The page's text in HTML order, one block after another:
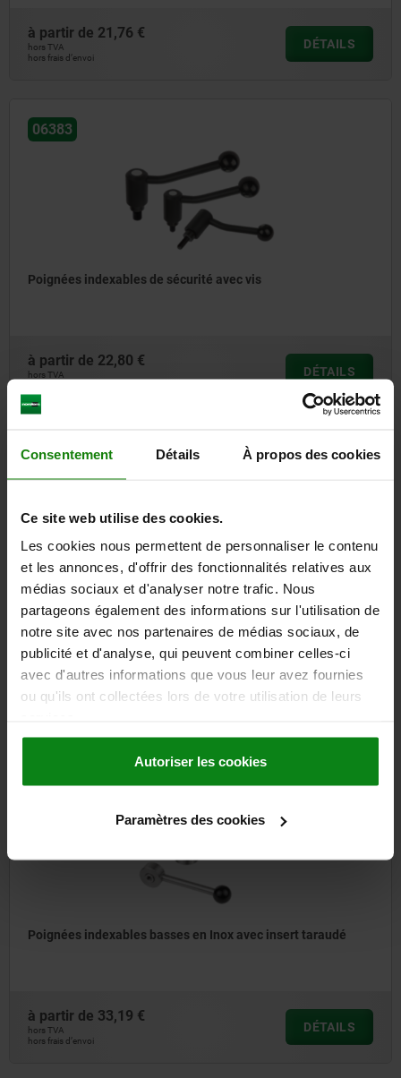
Consentement Détails À propos des cookies
Ce site web utilise des cookies.
Les cookies nous permettent de personnaliser le contenu
et les annonces, d'offrir des fonctionnalités relatives aux
médias sociaux et d'analyser notre trafic. Nous
partageons également des informations sur l'utilisation de
notre site avec nos partenaires de médias sociaux, de
publicité et d'analyse, qui peuvent combiner celles-ci
avec d'autres informations que vous leur avez fournies
ou qu'ils ont collectées lors de votre utilisation de leurs
Autoriser les cookies
Paramètres des cookies
à partir de 21,76 €
hors TVA
hors frais d’envoi
DÉTAILS
06383
Poignées indexables de sécurité avec vis
à partir de 22,80 €
hors TVA
DÉTAILS
06390
Poignées indexables basses avec insert taraudé , 0 degré
à partir de 24,96 €
hors TVA
DÉTAILS
06391
Poignées indexables basses en Inox avec insert taraudé
à partir de 33,19 €
hors TVA
hors frais d’envoi
DÉTAILS